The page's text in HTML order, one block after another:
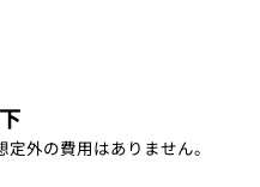
外の費用はありません。